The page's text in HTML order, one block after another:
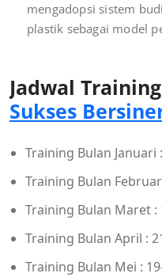
mengadopsi sistem
plastik sebagai model
Jadwal Training
Sukses
Training Bulan Januari
Training Bulan
Training Bulan Maret :
Training Bulan April :
Training Bulan Mei :